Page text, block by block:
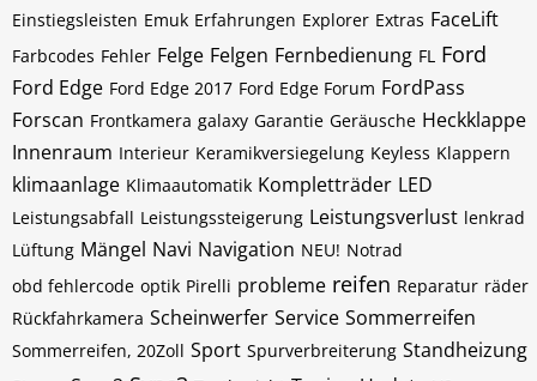
Einstiegsleisten Emuk Erfahrungen Explorer Extras FaceLift
Farbcodes Fehler Felge Felgen Fernbedienung FL Ford
Ford Edge Ford Edge 2017 Ford Edge Forum FordPass
Forscan Frontkamera galaxy Garantie Geräusche Heckklappe
Innenraum Interieur Keramikversiegelung Keyless Klappern
klimaanlage Klimaautomatik Kompletträder LED
Leistungsabfall Leistungssteigerung Leistungsverlust lenkrad
Lüftung Mängel Navi Navigation NEU! Notrad
obd fehlercode optik Pirelli probleme reifen Reparatur räder
Rückfahrkamera Scheinwerfer Service Sommerreifen
Sommerreifen, 20Zoll Sport Spurverbreiterung Standheizung